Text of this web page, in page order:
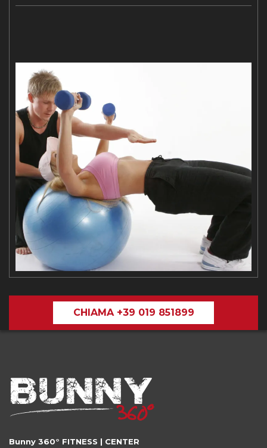
CHIAMA +39 019 851899
Bunny 360° FITNESS | CENTER